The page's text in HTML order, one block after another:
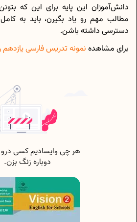
دانش‌آموزان این پایه برای این که
مطالب مهم رو یاد بگیرن، باید به
دسترسی داشته باشن.
برای مشاهده نمونه تدریس‌ فارسی